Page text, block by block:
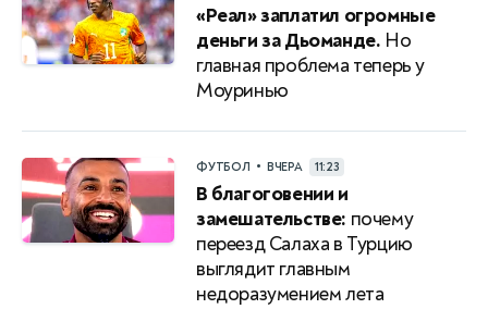
«Реал» заплатил огромные
деньги за Дьоманде. Но
главная проблема теперь у
Моуринью
ФУТБОЛ • ВЧЕРА 11:23
В благоговении и
замешательстве: почему
переезд Салаха в Турцию
выглядит главным
недоразумением лета